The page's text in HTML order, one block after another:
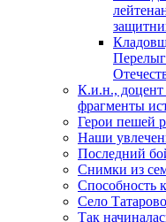
К.и.н.,
фрагменты
Герои пешей
Наши
Последний
Снимки из
Способность
Село Татарово
Так